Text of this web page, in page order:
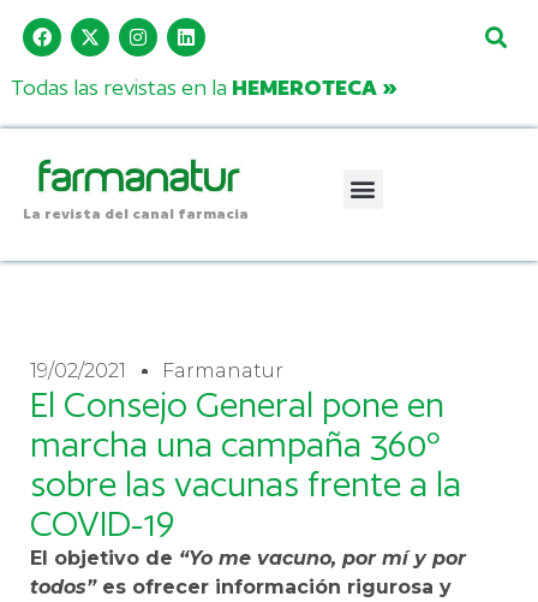
Todas las revistas en la HEMEROTECA »
La revista del canal farmacia
19/02/2021 Farmanatur
El Consejo General pone en
marcha una campaña 360º
sobre las vacunas frente a la
COVID-19
El objetivo de “Yo me vacuno, por mí y por
todos” es ofrecer información rigurosa y